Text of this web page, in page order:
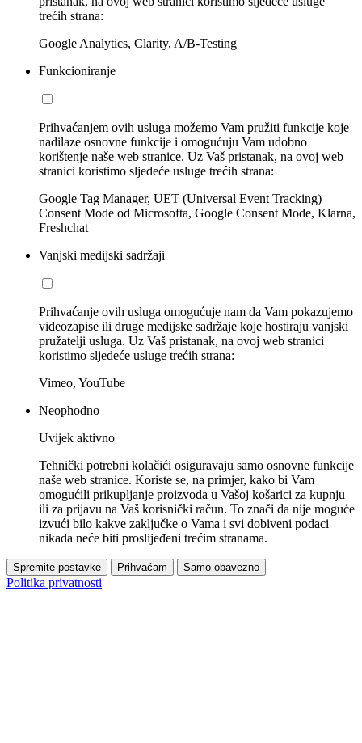
trećih strana:
Google Analytics, Clarity, A/B-Testing
Funkcioniranje
Prihvaćanjem ovih usluga možemo Vam pružiti funkcije koje
nadilaze osnovne funkcije i omogućuju Vam udobno
korištenje naše web stranice. Uz Vaš pristanak, na ovoj web
stranici koristimo sljedeće usluge trećih strana:
Google Tag Manager, UET (Universal Event Tracking)
Consent Mode od Microsofta, Google Consent Mode, Klarna,
Freshchat
Vanjski medijski sadržaji
Prihvaćanje ovih usluga omogućuje nam da Vam pokazujemo
videozapise ili druge medijske sadržaje koje hostiraju vanjski
pružatelji usluga. Uz Vaš pristanak, na ovoj web stranici
koristimo sljedeće usluge trećih strana:
Vimeo, YouTube
Neophodno
Uvijek aktivno
Tehnički potrebni kolačići osiguravaju samo osnovne funkcije
naše web stranice. Koriste se, na primjer, kako bi Vam
omogućili prikupljanje proizvoda u Vašoj košarici za kupnju
ili za prijavu na Vaš korisnički račun. To znači da nije moguće
izvući bilo kakve zaključke o Vama i svi dobiveni podaci
nikada neće biti proslijeđeni trećim stranama.
Spremite postavke Prihvaćam Samo obavezno
Politika privatnosti